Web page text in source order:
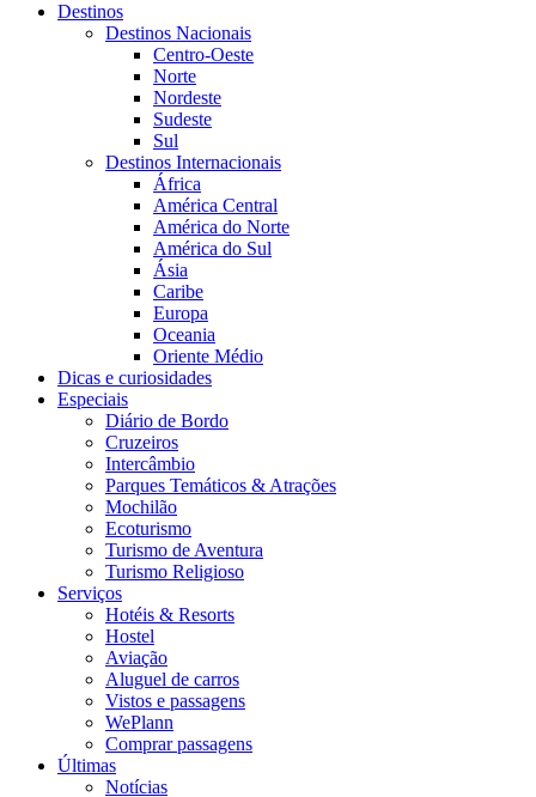
Destinos
Destinos Nacionais
Centro-Oeste
Norte
Nordeste
Sudeste
Sul
Destinos Internacionais
África
América Central
América do Norte
América do Sul
Ásia
Caribe
Europa
Oceania
Oriente Médio
Dicas e curiosidades
Especiais
Diário de Bordo
Cruzeiros
Intercâmbio
Parques Temáticos & Atrações
Mochilão
Ecoturismo
Turismo de Aventura
Turismo Religioso
Serviços
Hotéis & Resorts
Hostel
Aviação
Aluguel de carros
Vistos e passagens
WePlann
Comprar passagens
Últimas
Notícias